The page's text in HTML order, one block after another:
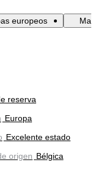
europeos
reserva
Europa
Excelente estado
origen Bélgica